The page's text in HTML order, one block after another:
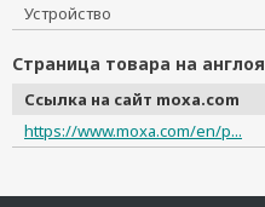
Устройство
Страница товара на
Ссылка на сайт moxa.com
https://www.moxa.com/en/p...